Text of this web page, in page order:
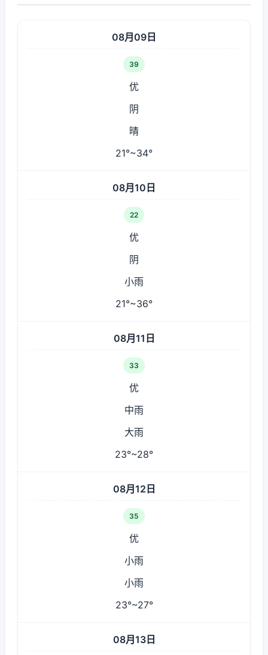
08月09日
39
优
阴
晴
21°~34°
08月10日
22
优
阴
小雨
21°~36°
08月11日
33
优
中雨
大雨
23°~28°
08月12日
35
优
小雨
小雨
23°~27°
08月13日